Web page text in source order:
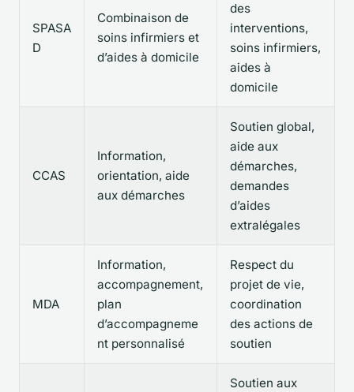
SPASA
D
Combinaison de
soins infirmiers et
d’aides à domicile
des
interventions,
soins infirmiers,
aides à
domicile
CCAS
Information,
orientation, aide
aux démarches
Soutien global,
aide aux
démarches,
demandes
d’aides
extralégales
MDA
Information,
accompagnement,
plan
d’accompagneme
nt personnalisé
Respect du
projet de vie,
coordination
des actions de
soutien
Soutien aux